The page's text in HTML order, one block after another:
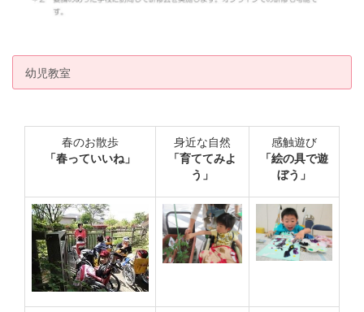
幼児教室
春のお散歩
「春っていいね」
身近な自然
「育ててみよ
う」
感触遊び
「絵の具で遊
ぼう」